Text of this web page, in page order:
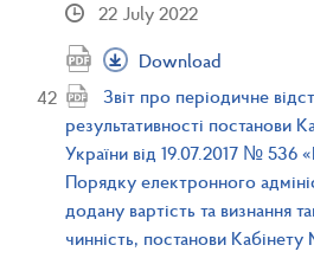
22 July 2022
Download
Звіт про періодичне
результативності постанови
України від 19.07.2017 № 536
Порядку електронного
додану вартість та визнання
чинність, постанови Кабінету